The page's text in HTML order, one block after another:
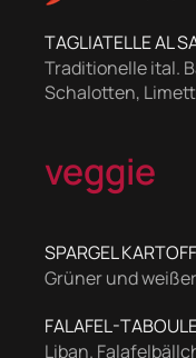
TAGLIATELLE AL
Traditionelle ital.
Schalotten,
veggie
SPARGEL
Grüner und
FALAFEL-
Liban.